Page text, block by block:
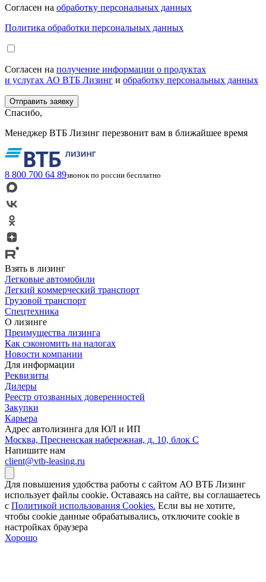
Согласен на обработку персональных данных
Политика обработки персональных данных
Согласен на получение информации о продуктах
и услугах АО ВТБ Лизинг и обработку персональных данных
Спасибо,
Менеджер ВТБ Лизинг перезвонит вам в ближайшее время
8 800 700 64 89звонок по россии бесплатно
Взять в лизинг
Легковые автомобили
Легкий коммерческий транспорт
Грузовой транспорт
Спецтехника
О лизинге
Преимущества лизинга
Как сэкономить на налогах
Новости компании
Для информации
Реквизиты
Дилеры
Реестр отозванных доверенностей
Закупки
Карьера
Адрес автолизинга для ЮЛ и ИП
Москва, Пресненская набережная, д. 10, блок С
Напишите нам
client@vtb-leasing.ru
Для повышения удобства работы с сайтом АО ВТБ Лизинг
использует файлы cookie. Оставаясь на сайте, вы соглашаетесь
с Политикой использования Cookies. Если вы не хотите,
чтобы сookie данные обрабатывались, отключите cookie в
настройках браузера
Хорошо